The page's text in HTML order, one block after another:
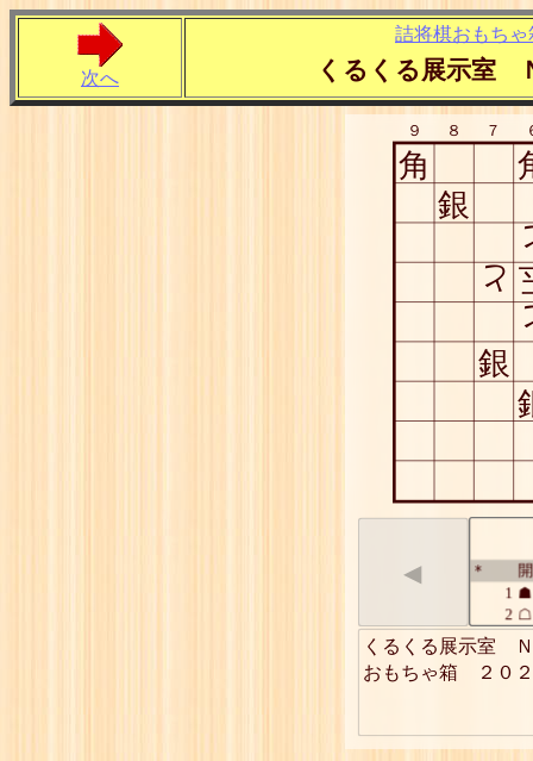
次へ
詰将棋おもちゃ
くるくる展示室
９ ８ ７
角
銀
と
銀
◀ *
1 ☗
2
☗
5 ☗
8☖
くるくる展示室　
おもちゃ箱　２０